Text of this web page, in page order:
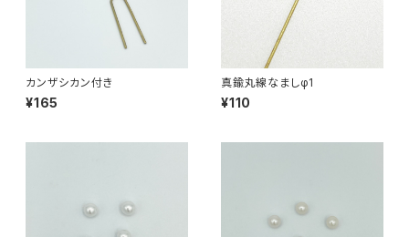
カンザシカン付き
¥165
真鍮丸線なましφ1
¥110